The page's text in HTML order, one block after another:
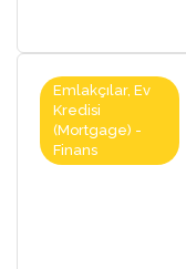
Emlakçılar, Ev
Kredisi
(Mortgage) -
Finans